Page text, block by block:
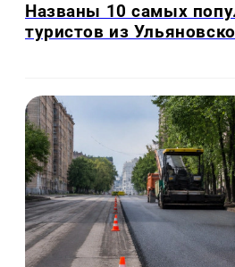
Названы 10 самых
туристов из